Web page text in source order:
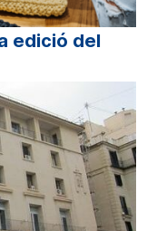
edició del